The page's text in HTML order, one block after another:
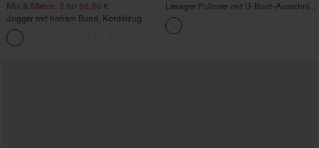
Mix & Match: 3 für 88,30 €
Jogger mit hohem Bund, Kordelzug
und Raffung, schmal zulaufend,
schnelltrocknend mit kühlendem Griff,
mit Taschen - UPF40+
Lässiger Pullover mit U-Boot-Ausschnitt
und Fledermausärmeln.